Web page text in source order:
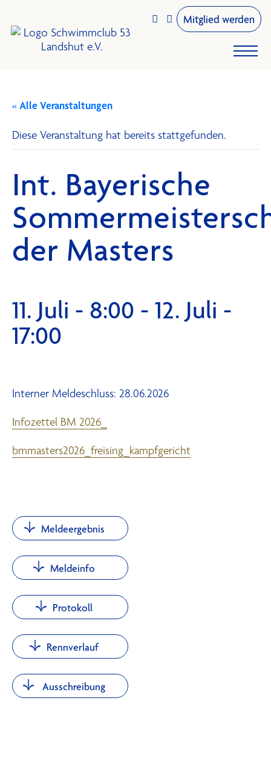
  Mitglied werden
« Alle Veranstaltungen
Diese Veranstaltung hat bereits stattgefunden.
Int. Bayerische
der Masters
11. Juli - 8:00 - 12. Juli -
17:00
Interner Meldeschluss: 28.06.2026
Infozettel BM 2026_
bmmasters2026_freising_kampfgericht
Meldeergebnis
Meldeinfo
Protokoll
Rennverlauf
Ausschreibung